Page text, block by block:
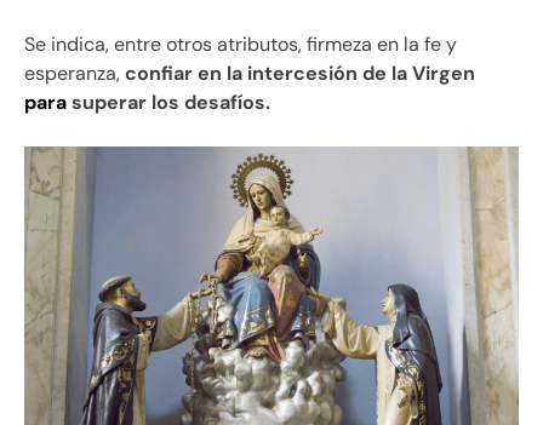
Se indica, entre otros atributos, firmeza en la fe y
esperanza,confiar en la intercesión de la Virgen
parasuperar los desafíos.